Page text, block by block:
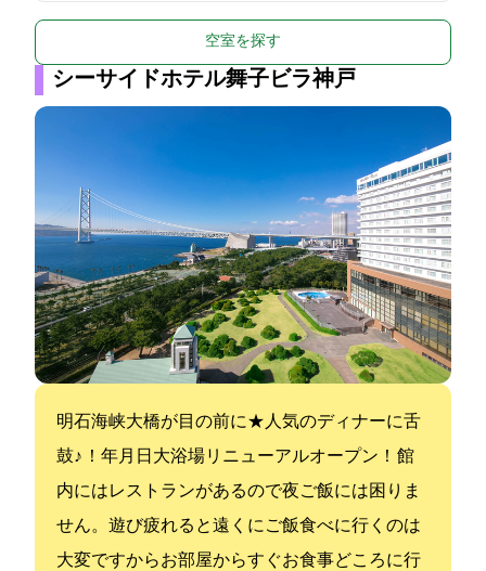
空室を探す
シーサイドホテル舞子ビラ神戸
明石海峡大橋が目の前に★人気のディナーに舌
鼓♪ ！2020年8月7日大浴場リニューアルオープン！ 館
内にはレストランがあるので夜ご飯には困りま
せん。遊び疲れると遠くにご飯食べに行くのは
大変ですからお部屋からすぐお食事どころに行